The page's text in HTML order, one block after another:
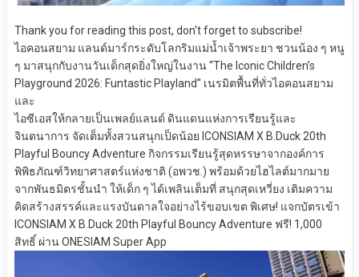
Thank you for reading this post, don't forget to subscribe!
ไอคอนสยาม แลนด์มาร์กระดับโลกริมแม่น้ำเจ้าพระยา ชวนน้อง ๆ หนู
ๆ มาสนุกกับงานวันเด็กสุดยิ่งใหญ่ในงาน “The Iconic Children’s
Playground 2026: Funtastic Playland” เนรมิตพื้นที่ทั่วไอคอนสยาม
และ
ไอซีเอสให้กลายเป็นเพลย์แลนด์ ดินแดนแห่งการเรียนรู้และ
จินตนาการ จัดเต็มทั้งสวนสนุกเป็ดน้อย ICONSIAM X B.Duck 20th
Playful Bouncy Adventure กิจกรรมเรียนรู้สุดหรรษาจากองค์การ
พิพิธภัณฑ์วิทยาศาสตร์แห่งชาติ (อพวช.) พร้อมด้วยไฮไลต์มากมาย
จากพันธมิตรชั้นนำ ให้เด็ก ๆ ได้เพลินเต็มที่ สนุกสุดเหวี่ยง เติมความ
คิดสร้างสรรค์และแรงบันดาลใจอย่างไร้ขอบเขต พิเศษ! แจกบัตรเข้า
ICONSIAM X B.Duck 20th Playful Bouncy Adventure ฟรี! 1,000
สิทธิ์ ผ่าน ONESIAM Super App